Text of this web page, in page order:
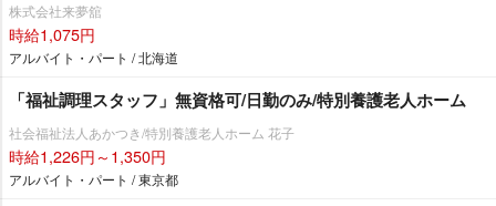
株式会社来夢舘
時給1,075円
アルバイト・パート / 北海道
「福祉調理スタッフ」無資格可/日勤のみ/特別養護老人ホーム
社会福祉法人あかつき/特別養護老人ホーム 花子
時給1,226円～1,350円
アルバイト・パート / 東京都